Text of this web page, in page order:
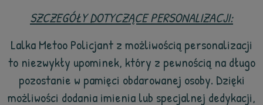
SZCZEGÓŁY DOTYCZĄCE PERSONALIZACJI:
Lalka Metoo Policjant z możliwością personalizacji
to niezwykły upominek, który z pewnością na długo
pozostanie w pamięci obdarowanej osoby. Dzięki
możliwości dodania imienia lub specjalnej dedykacji,